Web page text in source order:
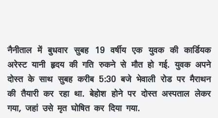
नैनीताल में बुधवार सुबह 19 वर्षीय एक युवक की कार्डियक
अरेस्ट यानी हृदय की गति रुकने से मौत हो गई. युवक अपने
दोस्त के साथ सुबह करीब 5:30 बजे भेवाली रोड पर मैराथन
की तैयारी कर रहा था. बेहोश होने पर दोस्त अस्पताल लेकर
गया, जहां उसे मृत घोषित कर दिया गया.